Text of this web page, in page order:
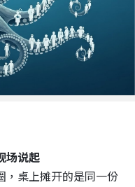
场说起
，桌上摊开的是同一份